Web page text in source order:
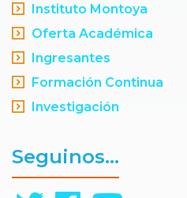
Instituto Montoya
Oferta Académica
Ingresantes
Formación Continua
Investigación
Seguinos...